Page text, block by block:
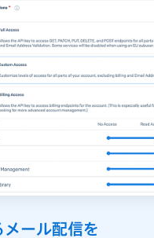
ール配信を